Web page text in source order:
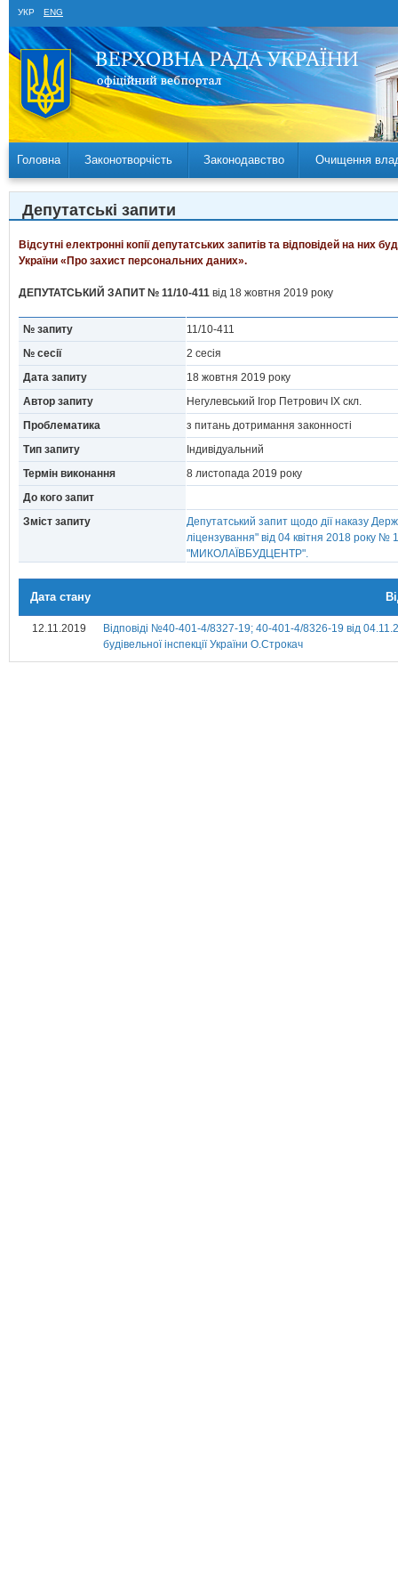
УКР ENG
Головна Законотворчість Законодавство Очищення
Депутатські запити
Відсутні електронні копії депутатських запитів та відповідей на
України «Про захист персональних даних».
ДЕПУТАТСЬКИЙ ЗАПИТ № 11/10-411 від 18 жовтня 2019 року
№ запиту
11/10-411
№ сесії
2 сесія
Дата запиту
18 жовтня 2019 року
Автор запиту
Негулевський Ігор Петрович IX скл.
Проблематика
з питань дотримання законності
Тип запиту
Індивідуальний
Термін виконання
8 листопада 2019 року
До кого запит
Зміст запиту
Депутатський запит щодо дії наказу
ліцензування" від 04 квітня 2018 року №
"МИКОЛАЇВБУДЦЕНТР".
Дата стану
12.11.2019
Відповіді №40-401-4/8327-19; 40-401-4/8326-19 від
будівельної інспекції України О.Строкач